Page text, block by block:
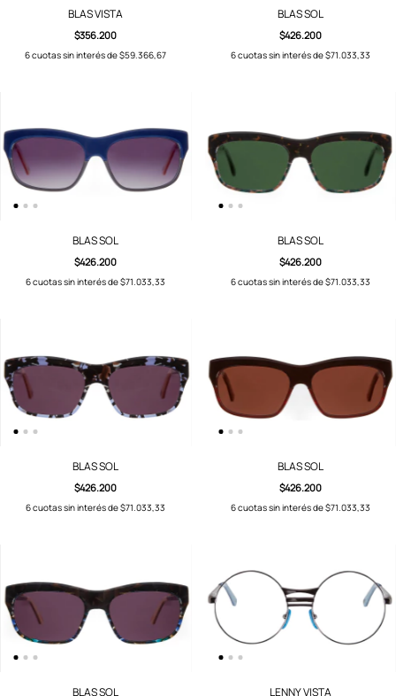
BLAS VISTA
$356.200
6cuotas sin interés de$59.366,67
BLAS SOL
$426.200
6cuotas sin interés de$71.033,33
BLAS SOL
$426.200
6cuotas sin interés de$71.033,33
BLAS SOL
$426.200
6cuotas sin interés de$71.033,33
BLAS SOL
$426.200
6cuotas sin interés de$71.033,33
BLAS SOL
$426.200
6cuotas sin interés de$71.033,33
BLAS SOL LENNY VISTA